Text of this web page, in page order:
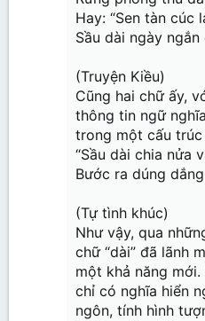
Hay: “Sen tàn cúc
Sầu dài ngày
(Truyện Kiều)
Cũng hai chữ ấy,
thông tin ngữ
trong một cấu trúc
“Sầu dài chia nửa
Bước ra dúng
(Tự tình khúc)
Như vậy, qua
chữ “dài” đã lãnh
một khả năng mới.
chỉ có nghĩa hiển
ngôn, tính hình